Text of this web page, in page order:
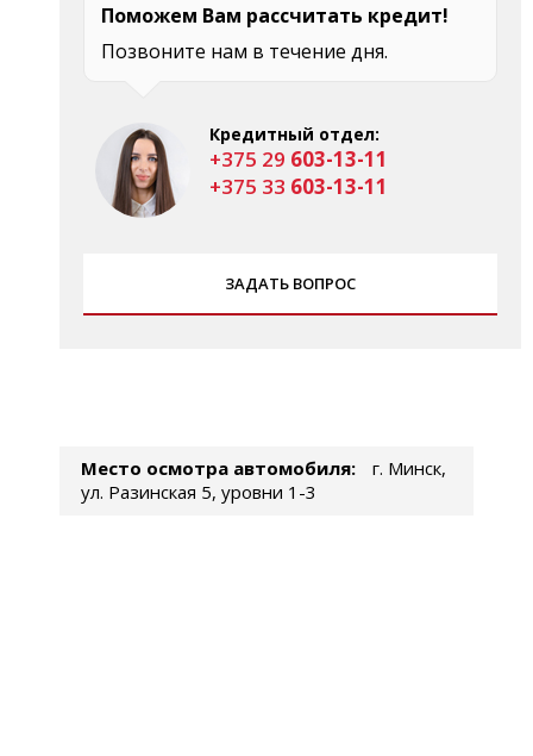
Поможем Вам рассчитать кредит!
Позвоните нам в течение дня.
Кредитный отдел:
+375 29 603-13-11
+375 33 603-13-11
ЗАДАТЬ ВОПРОС
Место осмотра автомобиля:
г. Минск,
ул. Разинская 5, уровни 1-3